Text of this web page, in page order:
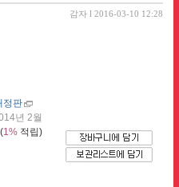
감자 l 2016-03-10 12:28
정판
년 2월
1% 적립)